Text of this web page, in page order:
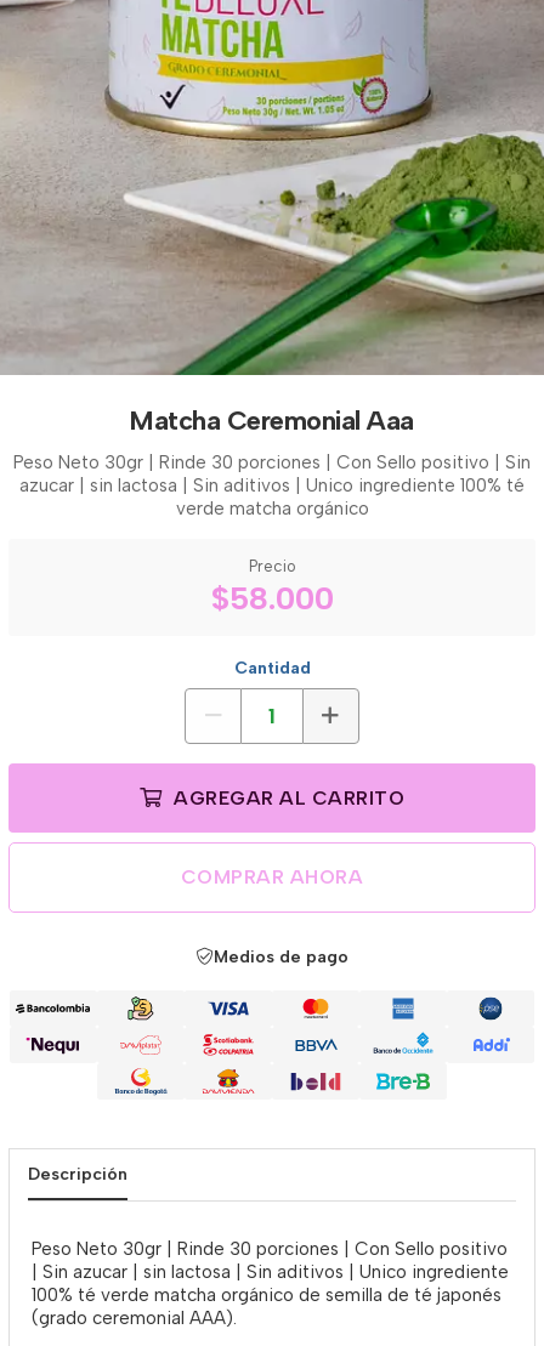
Matcha Ceremonial Aaa
Peso Neto 30gr | Rinde 30 porciones | Con Sello positivo | Sin
azucar | sin lactosa | Sin aditivos | Unico ingrediente 100% té
verde matcha orgánico
Precio
$58.000
Cantidad
AGREGAR AL CARRITO
COMPRAR AHORA
Medios de pago
Descripción
Peso Neto 30gr | Rinde 30 porciones | Con Sello positivo
| Sin azucar | sin lactosa | Sin aditivos | Unico ingrediente
100% té verde matcha orgánico de semilla de té japonés
(grado ceremonial AAA).